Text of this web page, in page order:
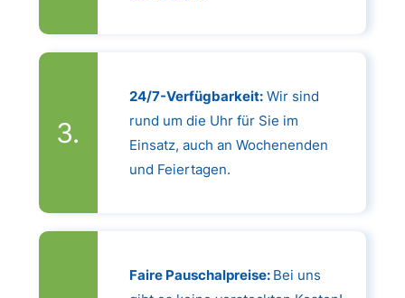
24/7-Verfügbarkeit:Wir sind
rund um die Uhr für Sie im
Einsatz, auch an Wochenenden
und Feiertagen.
Faire Pauschalpreise: Bei uns